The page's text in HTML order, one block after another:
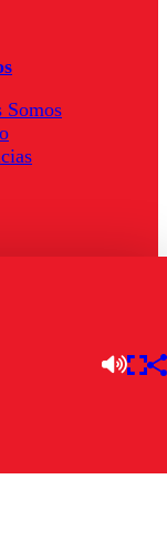
Somos